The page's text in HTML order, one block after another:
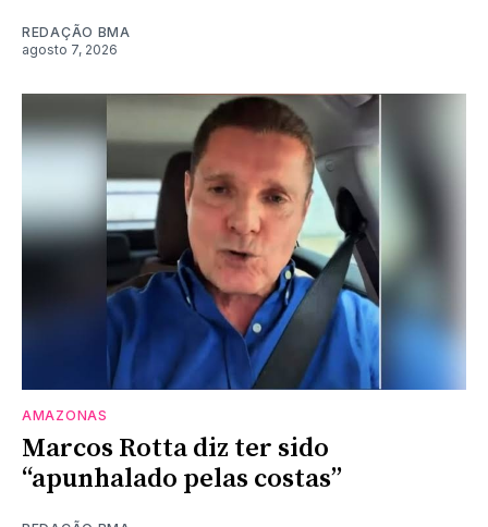
REDAÇÃO BMA
agosto 7, 2026
AMAZONAS
Marcos Rotta diz ter sido
“apunhalado pelas costas”